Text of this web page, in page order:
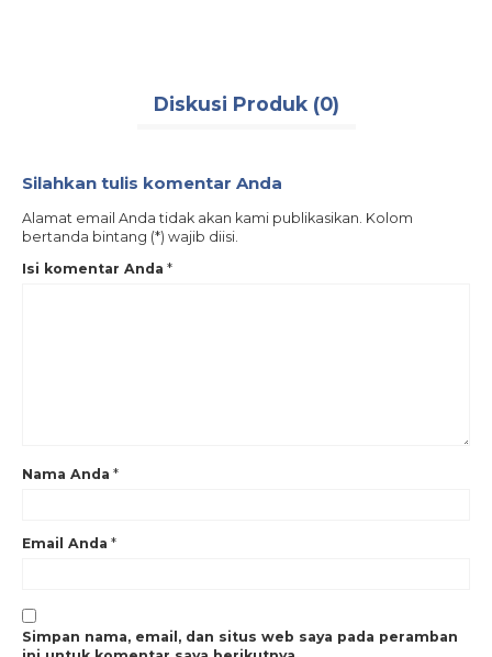
Diskusi Produk (0)
Silahkan tulis komentar Anda
Alamat email Anda tidak akan kami publikasikan. Kolom
bertanda bintang (*) wajib diisi.
Isi komentar Anda *
Nama Anda *
Email Anda *
Simpan nama, email, dan situs web saya pada peramban